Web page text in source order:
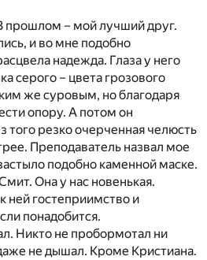
прошлом – мой лучший друг.
и во мне подобно
надежда. Глаза у него
серого – цвета грозового
же суровым, но благодаря
опору. А потом он
того резко очерченная челюсть
Преподаватель назвал мое
подобно каменной маске.
Она у нас новенькая.
ней гостеприимство и
понадобится.
Никто не пробормотал ни
не дышал. Кроме Кристиана.